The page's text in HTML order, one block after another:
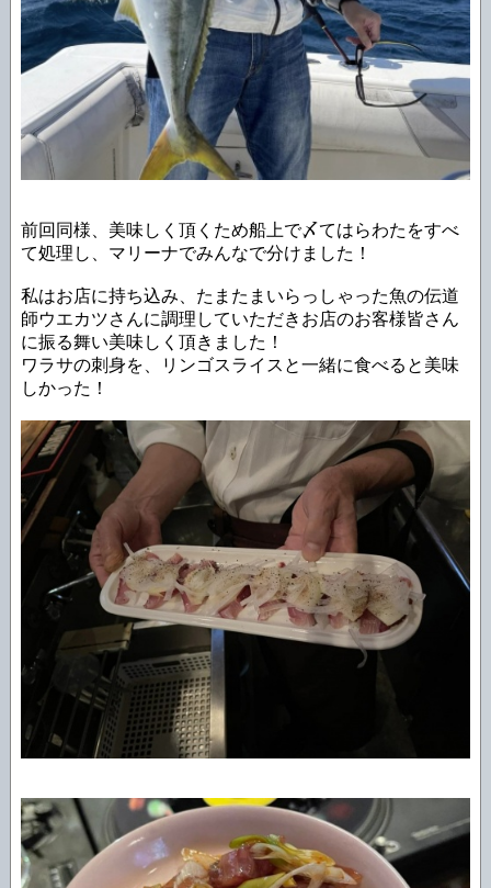
前回同様、美味しく頂くため船上で〆てはらわたをすべ
て処理し、マリーナでみんなで分けました！
私はお店に持ち込み、たまたまいらっしゃった魚の伝道
師ウエカツさんに調理していただきお店のお客様皆さん
に振る舞い美味しく頂きました！
ワラサの刺身を、リンゴスライスと一緒に食べると美味
しかった！